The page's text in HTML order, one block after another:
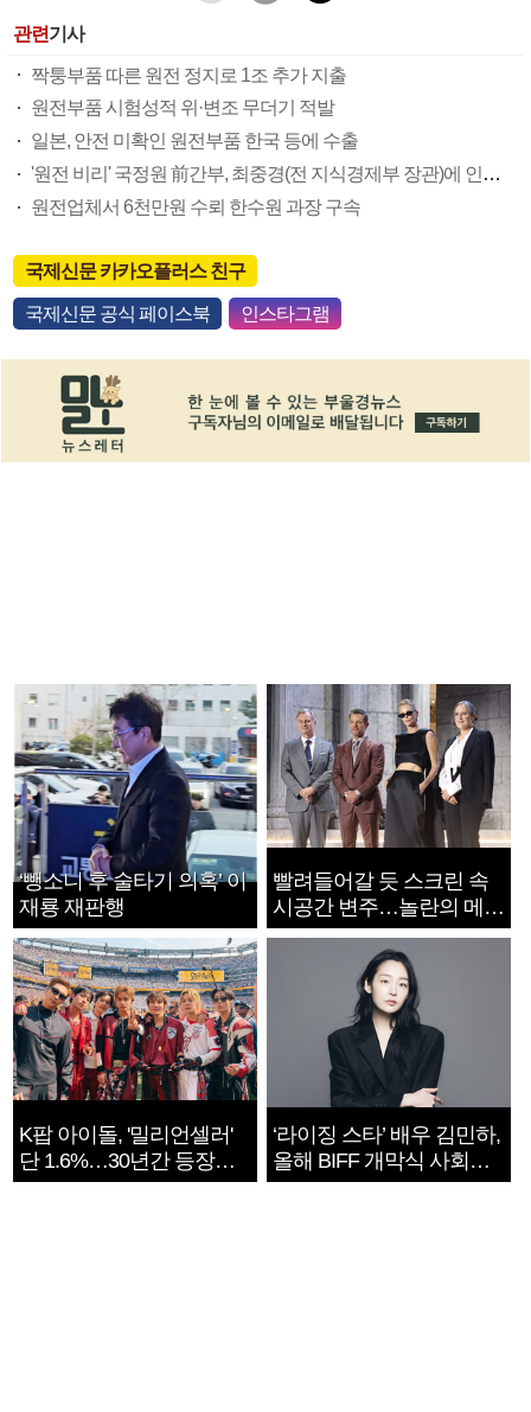
관련기사
짝퉁부품 따른 원전 정지로 1조 추가 지출
원전부품 시험성적 위·변조 무더기 적발
일본, 안전 미확인 원전부품 한국 등에 수출
'원전 비리' 국정원 前간부, 최중경(전 지식경제부 장관)에 인사 로비
원전업체서 6천만원 수뢰 한수원 과장 구속
국제신문 카카오플러스 친구
국제신문 공식 페이스북 인스타그램
‘뺑소니 후 술타기 의혹’ 이
재룡 재판행
빨려들어갈 듯 스크린 속
시공간 변주…놀란의 메시
지는 ‘전쟁 속죄’
K팝 아이돌, '밀리언셀러'
단 1.6%…30년간 등장
1182개팀 전수조사
‘라이징 스타’ 배우 김민하,
올해 BIFF 개막식 사회자
확정